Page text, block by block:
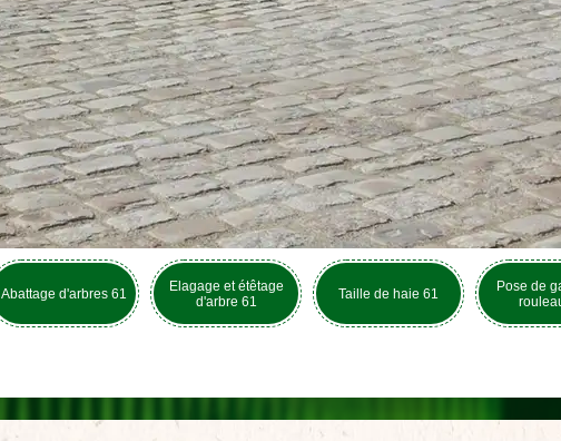
Abattage d'arbres 61
Elagage et étêtage
d'arbre 61
Taille de haie 61
Pose de